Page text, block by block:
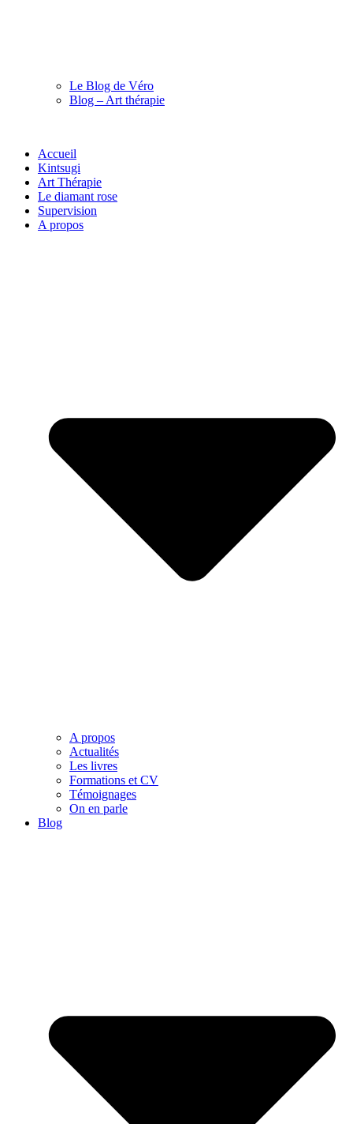
Le Blog de Véro
Blog – Art thérapie
Accueil
Kintsugi
Art Thérapie
Le diamant rose
Supervision
A propos
A propos
Actualités
Les livres
Formations et CV
Témoignages
On en parle
Blog